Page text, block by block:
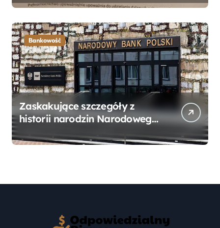
Przewodnik
Bankowość
Zaskakujące szczegóły z
historii narodzin Narodowego
mogłeś nie wiedzieć